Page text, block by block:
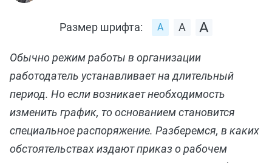
Размер шрифта:
Обычно режим работы в организации
работодатель устанавливает на длительный
период. Но если возникает необходимость
изменить график, то основанием становится
специальное распоряжение. Разберемся, в каких
обстоятельствах издают приказ о рабочем